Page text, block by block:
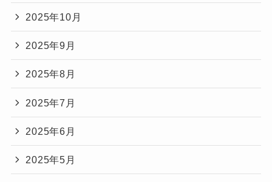
2025年10月
2025年9月
2025年8月
2025年7月
2025年6月
2025年5月